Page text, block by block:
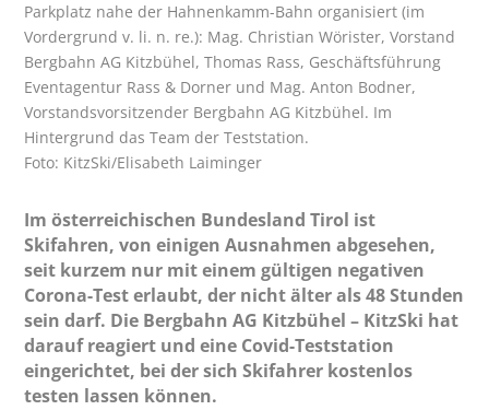
Parkplatz nahe der Hahnenkamm-Bahn organisiert (im
Vordergrund v. li. n. re.): Mag. Christian Wörister, Vorstand
Bergbahn AG Kitzbühel, Thomas Rass, Geschäftsführung
Eventagentur Rass & Dorner und Mag. Anton Bodner,
Vorstandsvorsitzender Bergbahn AG Kitzbühel. Im
Hintergrund das Team der Teststation.
Foto: KitzSki/Elisabeth Laiminger
Im österreichischen Bundesland Tirol ist
Skifahren, von einigen Ausnahmen abgesehen,
seit kurzem nur mit einem gültigen negativen
Corona-Test erlaubt, der nicht älter als 48 Stunden
sein darf. Die Bergbahn AG Kitzbühel – KitzSki hat
darauf reagiert und eine Covid-Teststation
eingerichtet, bei der sich Skifahrer kostenlos
testen lassen können.